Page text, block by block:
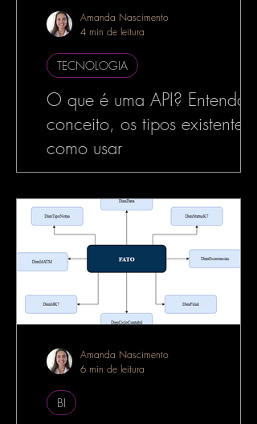
O que é uma API? Entenda o
conceito, os tipos existentes e
como usar
No mundo da tecnologia,
no desenvolvimento de software, o termo
API é muito utilizado — e com razão. As
APIs estão por...
TECNOLOGIA
Amanda Nascimento
4 min de leitura
BI
Amanda Nascimento
6 min de leitura